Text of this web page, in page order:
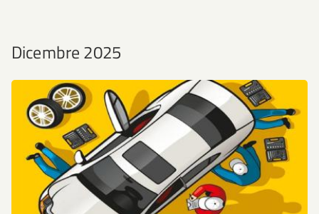
Dicembre 2025